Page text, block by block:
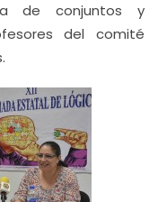
de conjuntos y
del comité